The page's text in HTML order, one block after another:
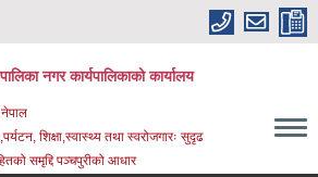
नगर कार्यपालिकाको कार्यालय
शिक्षा,स्वास्थ्य तथा स्वरोजगारः सुदृढ
समृद्दि पञ्चपुरीको आधार